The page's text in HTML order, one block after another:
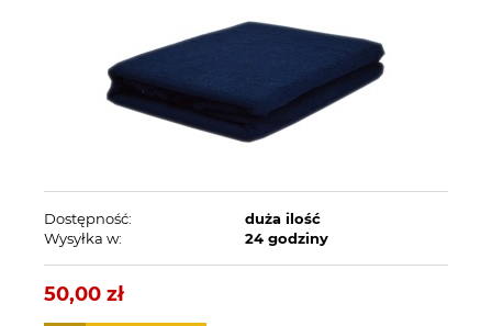
Dostępność:
duża ilość
Wysyłka w:
24 godziny
50,00 zł